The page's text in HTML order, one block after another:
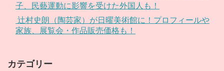
子、民藝運動に影響を受けた外国人も！
辻村史朗（陶芸家）が日曜美術館に！プロフィールや
家族、展覧会・作品販売価格も！
カテゴリー